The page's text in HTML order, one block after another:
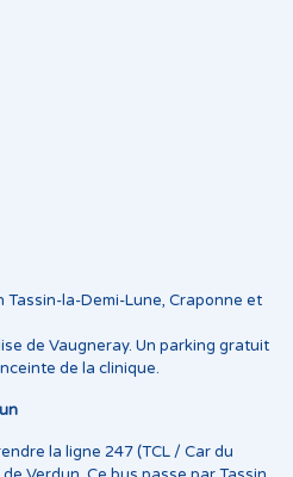
la-Demi-Lune, Craponne et
de Vaugneray. Un parking gratuit
de la clinique.
la ligne 247 (TCL / Car du